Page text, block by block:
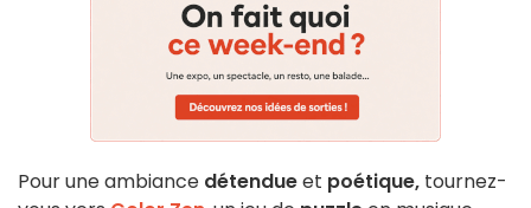
Pour une ambiance détendueet poétique, tournez-